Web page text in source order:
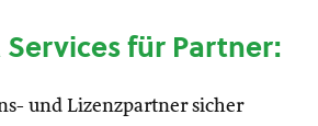
Services für Partner:
und Lizenzpartner sicher